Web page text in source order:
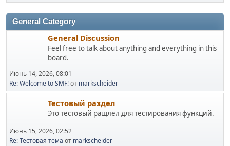
General Category
General Discussion
Feel free to talk about anything and everything in this
board.
Июнь 14, 2026, 08:01
Re: Welcome to SMF!от markscheider
Тестовый раздел
Это тестовый ращлел для тестирования функций.
Июнь 15, 2026, 02:52
Re: Тестовая тема от markscheider